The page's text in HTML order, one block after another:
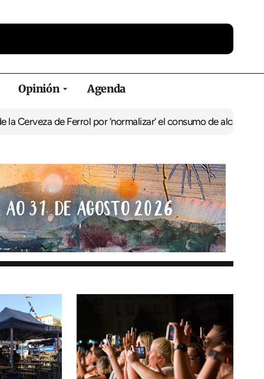
Opinión Agenda
de Ferrol por ‘normalizar’ el consumo de alcoholDe Perlío a